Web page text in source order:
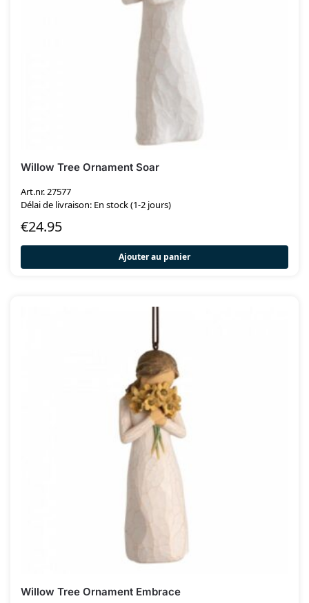
Willow Tree Ornament Soar
Art.nr. 27577
Délai de livraison: En stock (1-2 jours)
€24.95
Ajouter au panier
Willow Tree Ornament Embrace